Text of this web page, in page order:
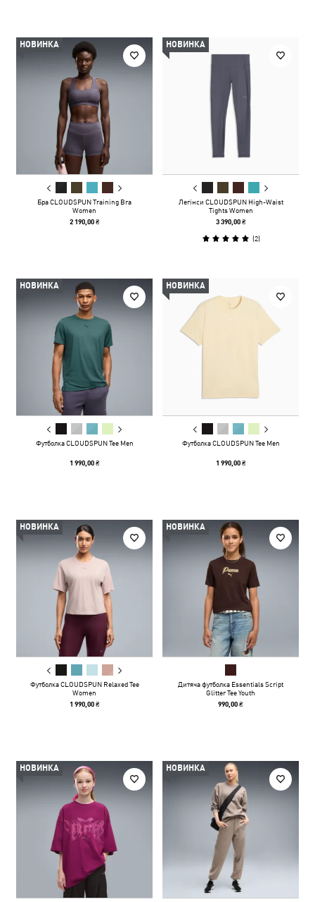
НОВИНКА
Бра CLOUDSPUN Training Bra
Women
2 190,00 ₴
НОВИНКА
Легінси CLOUDSPUN High-Waist
Tights Women
3 390,00 ₴
(2)
НОВИНКА
Футболка CLOUDSPUN Tee Men
1 990,00 ₴
НОВИНКА
Футболка CLOUDSPUN Tee Men
1 990,00 ₴
НОВИНКА
Футболка CLOUDSPUN Relaxed Tee
Women
1 990,00 ₴
НОВИНКА
Дитяча футболка Essentials Script
Glitter Tee Youth
990,00 ₴
НОВИНКА НОВИНКА